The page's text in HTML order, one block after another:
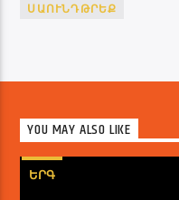
ՍԱՈՒՆԴԹՐԵՔ
YOU MAY ALSO LIKE
ԵՐԳ